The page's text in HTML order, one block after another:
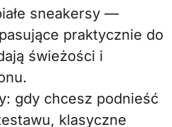
sneakersy —
praktycznie do
świeżości i
gdy chcesz podnieść
klasyczne